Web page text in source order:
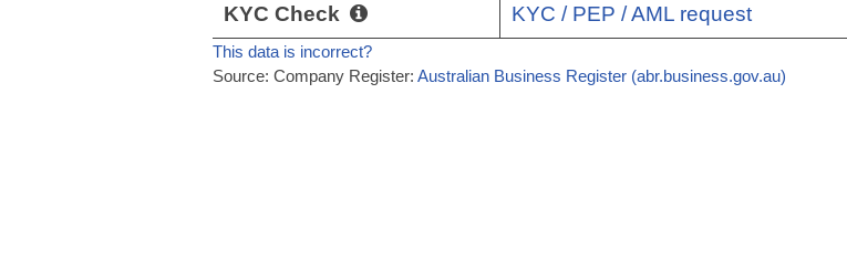
KYC Check KYC / PEP / AML request
This data is incorrect?
Source: Company Register: Australian Business Register (abr.business.gov.au)